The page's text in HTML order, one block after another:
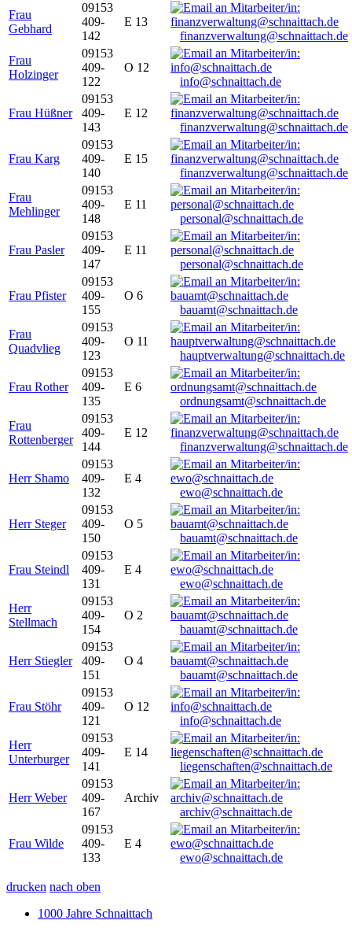
Frau
Gebhard
09153
409-
142
E 13
finanzverwaltung@schnaittach.de
Frau
Holzinger
09153
409-
122
O 12
info@schnaittach.de
Frau Hüßner
09153
409-
143
E 12
finanzverwaltung@schnaittach.de
Frau Karg
09153
409-
140
E 15
finanzverwaltung@schnaittach.de
Frau
Mehlinger
09153
409-
148
E 11
personal@schnaittach.de
Frau Pasler
09153
409-
147
E 11
personal@schnaittach.de
Frau Pfister
09153
409-
155
O 6
bauamt@schnaittach.de
Frau
Quadvlieg
09153
409-
123
O 11
hauptverwaltung@schnaittach.de
Frau Rother
09153
409-
135
E 6
ordnungsamt@schnaittach.de
Frau
Rottenberger
09153
409-
144
E 12
finanzverwaltung@schnaittach.de
Herr Shamo
09153
409-
132
E 4
ewo@schnaittach.de
Herr Steger
09153
409-
150
O 5
bauamt@schnaittach.de
Frau Steindl
09153
409-
131
E 4
ewo@schnaittach.de
Herr
Stellmach
09153
409-
154
O 2
bauamt@schnaittach.de
Herr Stiegler
09153
409-
151
O 4
bauamt@schnaittach.de
Frau Stöhr
09153
409-
121
O 12
info@schnaittach.de
Herr
Unterburger
09153
409-
141
E 14
liegenschaften@schnaittach.de
Herr Weber
09153
409-
167
Archiv
archiv@schnaittach.de
Frau Wilde
09153
409-
133
E 4
ewo@schnaittach.de
drucken nach oben
1000 Jahre Schnaittach